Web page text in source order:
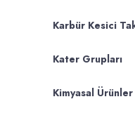
Karbür Kesici
Kater Grupları
Kimyasal Ürünler